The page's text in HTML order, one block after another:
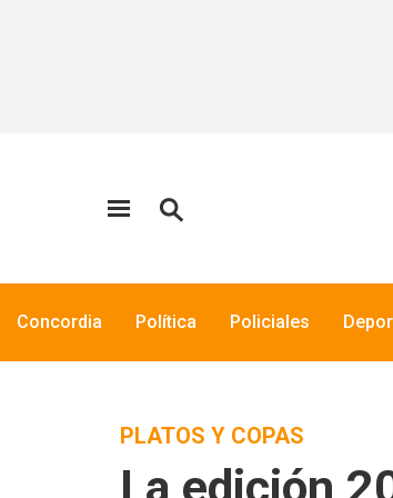
Concordia Política Policiales
PLATOS Y COPAS
La edición